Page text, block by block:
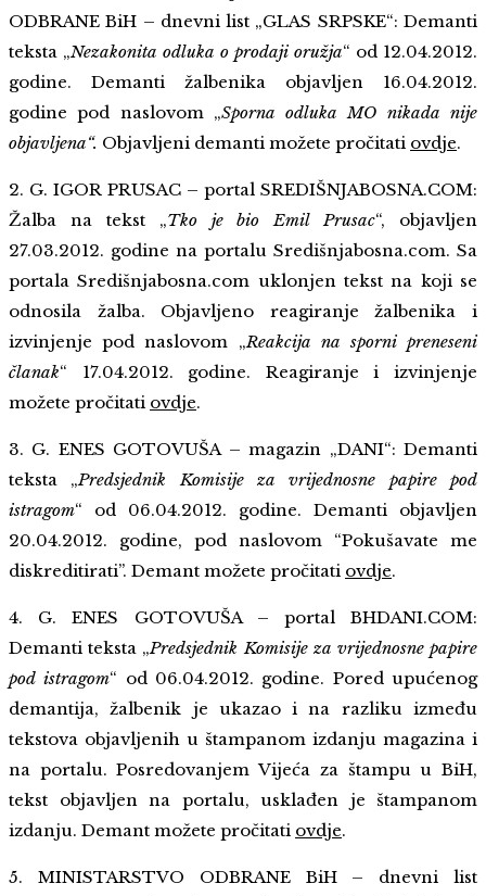
ODBRANE BiH – dnevni list „GLAS SRPSKE“: Demanti
teksta „Nezakonita odluka o prodaji oružja“ od 12.04.2012.
godine. Demanti žalbenika objavljen 16.04.2012.
godine pod naslovom „Sporna odluka MO nikada nije
objavljena“. Objavljeni demanti možete pročitati ovdje.
2. G. IGOR PRUSAC – portal SREDIŠNJABOSNA.COM:
Žalba na tekst „Tko je bio Emil Prusac“, objavljen
27.03.2012. godine na portalu Središnjabosna.com. Sa
portala Središnjabosna.com uklonjen tekst na koji se
odnosila žalba. Objavljeno reagiranje žalbenika i
izvinjenje pod naslovom „Reakcija na sporni preneseni
članak“ 17.04.2012. godine. Reagiranje i izvinjenje
možete pročitati ovdje.
3. G. ENES GOTOVUŠA – magazin „DANI“: Demanti
teksta „Predsjednik Komisije za vrijednosne papire pod
istragom“ od 06.04.2012. godine. Demanti objavljen
20.04.2012. godine, pod naslovom “Pokušavate me
diskreditirati”. Demant možete pročitati ovdje.
4. G. ENES GOTOVUŠA – portal BHDANI.COM:
Demanti teksta „Predsjednik Komisije za vrijednosne papire
pod istragom“ od 06.04.2012. godine. Pored upućenog
demantija, žalbenik je ukazao i na razliku između
tekstova objavljenih u štampanom izdanju magazina i
na portalu. Posredovanjem Vijeća za štampu u BiH,
tekst objavljen na portalu, usklađen je štampanom
izdanju. Demant možete pročitati ovdje.
5. MINISTARSTVO ODBRANE BiH – dnevni list